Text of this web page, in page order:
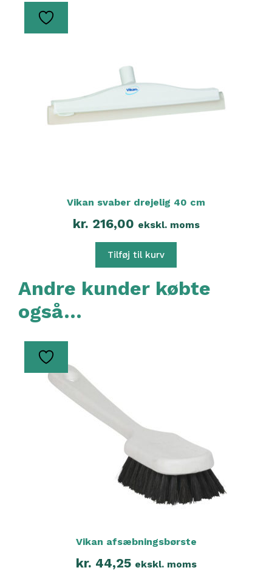
Vikan svaber drejelig 40 cm
kr. 216,00 ekskl. moms
Tilføj til kurv
Andre kunder købte
også…
Vikan afsæbningsbørste
kr. 44,25 ekskl. moms